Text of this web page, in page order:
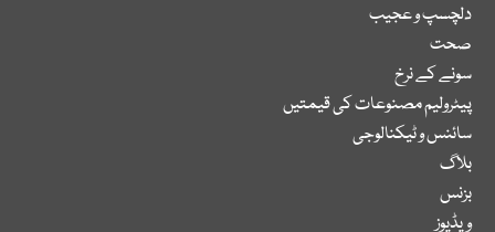
دلچسپ و عجیب
صحت
سونے کے نرخ
پیٹرولیم مصنوعات کی قیمتیں
سائنس و ٹیکنالوجی
بلاگ
بزنس
ویڈیوز